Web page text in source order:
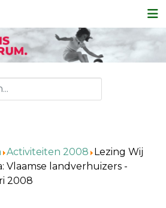
Activiteiten 2008 Lezing Wij
Vlaamse landverhuizers -
2008